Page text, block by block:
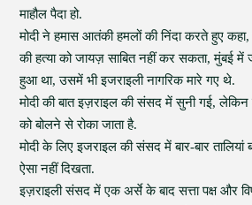
माहौल पैदा हो.
मोदी ने हमास आतंकी हमलों की निंदा करते हुए कहा,
की हत्या को जायज़ साबित नहीं कर सकता, मुंबई
हुआ था, उसमें भी इजराइली नागरिक मारे गए थे.
मोदी की बात इज़राइल की संसद में सुनी गई,
को बोलने से रोका जाता है.
मोदी के लिए इजराइल की संसद में बार-बार
ऐसा नहीं दिखता.
इज़राइली संसद में एक अर्से के बाद सत्ता पक्ष और